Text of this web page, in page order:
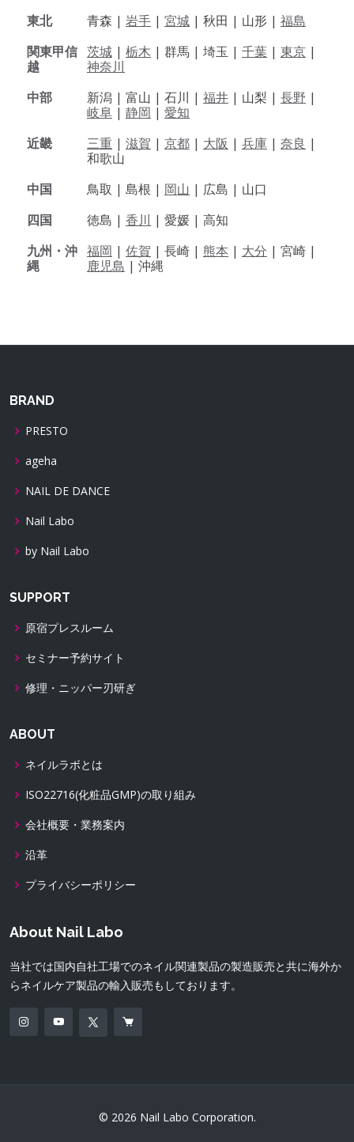
東北
青森 | 岩手 | 宮城 | 秋田 | 山形 | 福島
関東甲信
越
茨城 | 栃木 | 群馬 | 埼玉 | 千葉 | 東京 |
神奈川
中部
新潟 | 富山 | 石川 | 福井 | 山梨 | 長野 |
岐阜 | 静岡 | 愛知
近畿
三重 | 滋賀 | 京都 | 大阪 | 兵庫 | 奈良 |
和歌山
中国
鳥取 | 島根 | 岡山 | 広島 | 山口
四国
徳島 | 香川 | 愛媛 | 高知
九州・沖
縄
福岡 | 佐賀 | 長崎 | 熊本 | 大分 | 宮崎 |
鹿児島 | 沖縄
BRAND
PRESTO
ageha
NAIL DE DANCE
Nail Labo
by Nail Labo
SUPPORT
原宿プレスルーム
セミナー予約サイト
修理・ニッパー刃研ぎ
ABOUT
ネイルラボとは
ISO22716(化粧品GMP)の取り組み
会社概要・業務案内
沿革
プライバシーポリシー
About Nail Labo
当社では国内自社工場でのネイル関連製品の製造販売と共に海外か
らネイルケア製品の輸入販売もしております。
© 2026 Nail Labo Corporation.